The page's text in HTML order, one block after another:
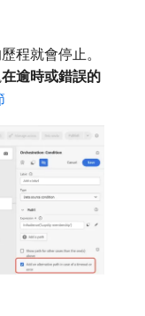
程就會停止。
在逾時或錯誤的